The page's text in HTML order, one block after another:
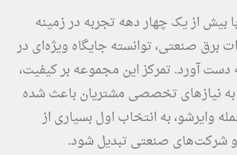
بیش از یک چهار دهه تجربه در زمینه
برق صنعتی، توانسته جایگاه ویژه‌ای در
دست آورد. تمرکز این مجموعه بر کیفیت،
نیازهای تخصصی مشتریان باعث شده
وایرشو، به انتخاب اول بسیاری از
و شرکت‌های صنعتی تبدیل شود.